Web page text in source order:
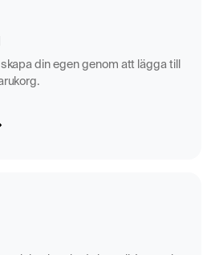
din egen genom att lägga till